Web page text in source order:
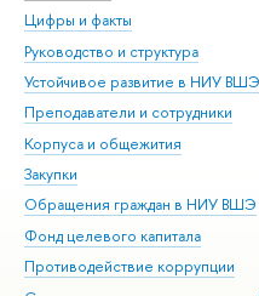
Цифры и факты
Руководство и структура
Устойчивое развитие в НИУ ВШЭ
Преподаватели и сотрудники
Корпуса и общежития
Закупки
Обращения граждан в НИУ ВШЭ
Фонд целевого капитала
Противодействие коррупции